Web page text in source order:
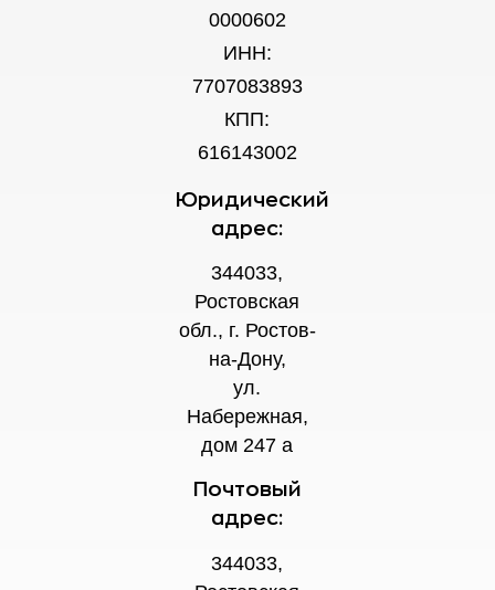
0000602
ИНН:
7707083893
КПП:
616143002
Юридический
адрес:
344033,
Ростовская
обл., г. Ростов-
на-Дону,
ул.
Набережная,
дом 247 а
Почтовый
адрес:
344033,